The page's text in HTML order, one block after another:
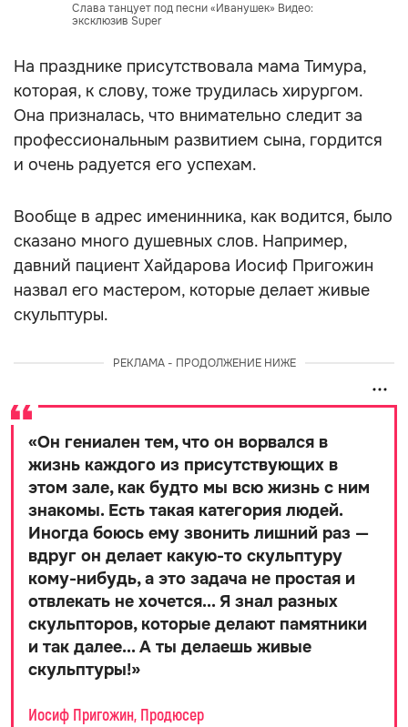
Слава танцует под песни «Иванушек» Видео:
эксклюзив Super
На празднике присутствовала мама Тимура,
которая, к слову, тоже трудилась хирургом.
Она призналась, что внимательно следит за
профессиональным развитием сына, гордится
и очень радуется его успехам.
Вообще в адрес именинника, как водится, было
сказано много душевных слов. Например,
давний пациент Хайдарова Иосиф Пригожин
назвал его мастером, которые делает живые
скульптуры.
РЕКЛАМА - ПРОДОЛЖЕНИЕ НИЖЕ
«Он гениален тем, что он ворвался в
жизнь каждого из присутствующих в
этом зале, как будто мы всю жизнь с ним
знакомы. Есть такая категория людей.
Иногда боюсь ему звонить лишний раз —
вдруг он делает какую-то скульптуру
кому-нибудь, а это задача не простая и
отвлекать не хочется... Я знал разных
скульпторов, которые делают памятники
и так далее... А ты делаешь живые
скульптуры!»
Иосиф Пригожин, Продюсер